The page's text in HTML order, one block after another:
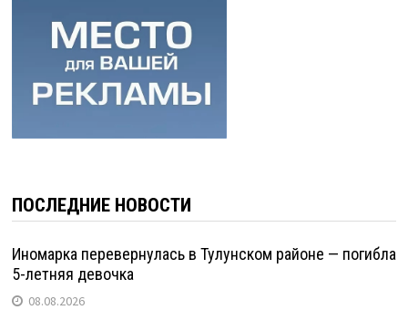
ПОСЛЕДНИЕ НОВОСТИ
Иномарка перевернулась в Тулунском районе — погибла
5-летняя девочка
08.08.2026